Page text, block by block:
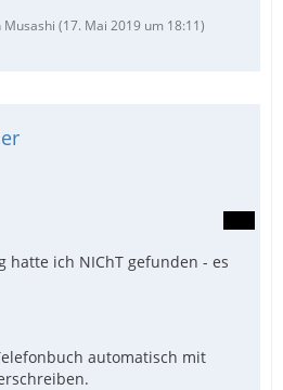
(17. Mai 2019 um 18:11)
hatte ich NIChT gefunden - es
automatisch mit